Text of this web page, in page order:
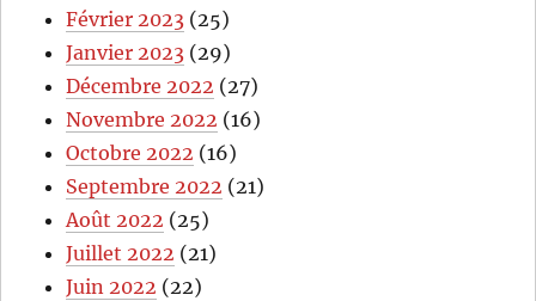
Février 2023 (25)
Janvier 2023 (29)
Décembre 2022 (27)
Novembre 2022 (16)
Octobre 2022 (16)
Septembre 2022 (21)
Août 2022 (25)
Juillet 2022 (21)
Juin 2022 (22)